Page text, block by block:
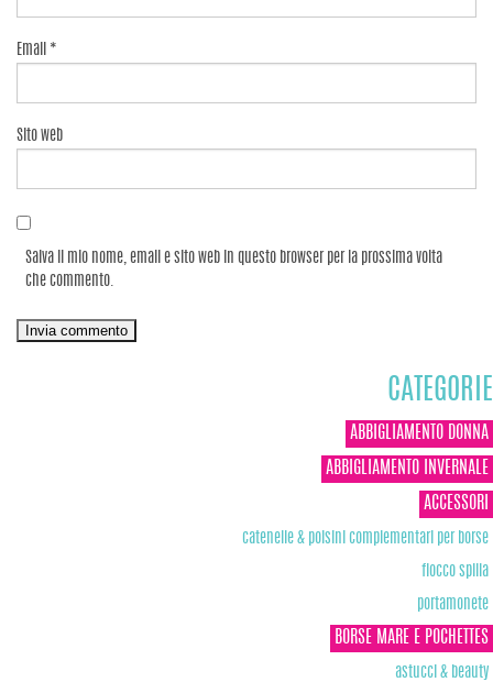
Email *
Sito web
Salva il mio nome, email e sito web in questo browser per la prossima volta
che commento.
CATEGORIE
ABBIGLIAMENTO DONNA
ABBIGLIAMENTO INVERNALE
ACCESSORI
catenelle & polsini complementari per borse
fiocco spilla
portamonete
BORSE MARE E POCHETTES
astucci & beauty